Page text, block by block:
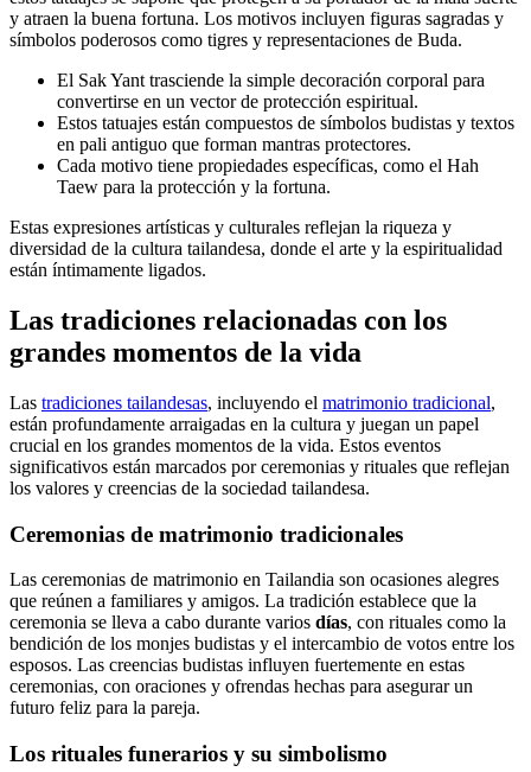
y atraen la buena fortuna. Los motivos incluyen figuras sagradas y
símbolos poderosos como tigres y representaciones de Buda.
El Sak Yant trasciende la simple decoración corporal para
convertirse en un vector de protección espiritual.
Estos tatuajes están compuestos de símbolos budistas y textos
en pali antiguo que forman mantras protectores.
Cada motivo tiene propiedades específicas, como el Hah
Taew para la protección y la fortuna.
Estas expresiones artísticas y culturales reflejan la riqueza y
diversidad de la cultura tailandesa, donde el arte y la espiritualidad
están íntimamente ligados.
Las tradiciones relacionadas con los
grandes momentos de la vida
Las tradiciones tailandesas, incluyendo el matrimonio tradicional,
están profundamente arraigadas en la cultura y juegan un papel
crucial en los grandes momentos de la vida. Estos eventos
significativos están marcados por ceremonias y rituales que reflejan
los valores y creencias de la sociedad tailandesa.
Ceremonias de matrimonio tradicionales
Las ceremonias de matrimonio en Tailandia son ocasiones alegres
que reúnen a familiares y amigos. La tradición establece que la
ceremonia se lleva a cabo durante varios días, con rituales como la
bendición de los monjes budistas y el intercambio de votos entre los
esposos. Las creencias budistas influyen fuertemente en estas
ceremonias, con oraciones y ofrendas hechas para asegurar un
futuro feliz para la pareja.
Los rituales funerarios y su simbolismo